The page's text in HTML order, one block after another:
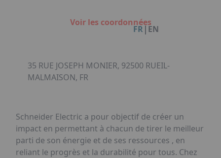
Organisation de dîners / soirées de gala
Accéder au complexe
Notre plaquette commerciale
FR|EN
Voir les coordonnées
35 RUE JOSEPH MONIER, 92500 RUEIL-
MALMAISON, FR
Schneider Electric a pour objectif de créer un
impact en permettant à chacun de tirer le meilleur
parti de son énergie et de ses ressources , en
reliant le progrès et la durabilité pour tous. Chez